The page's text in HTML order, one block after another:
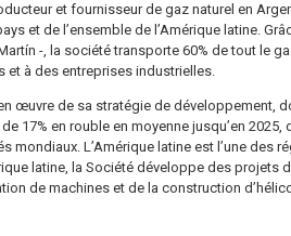
et fournisseur de gaz naturel en
et de l’ensemble de l’Amérique latine.
-, la société transporte 60% de tout le
et à des entreprises industrielles.
œuvre de sa stratégie de développement,
17% en rouble en moyenne jusqu’en
mondiaux. L’Amérique latine est l’une des
latine, la Société développe des projets
de machines et de la construction